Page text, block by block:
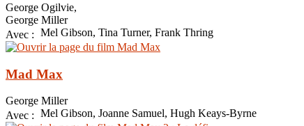
George Ogilvie,
George Miller
Avec : Mel Gibson, Tina Turner, Frank Thring
Mad Max
George Miller
Avec : Mel Gibson, Joanne Samuel, Hugh Keays-Byrne